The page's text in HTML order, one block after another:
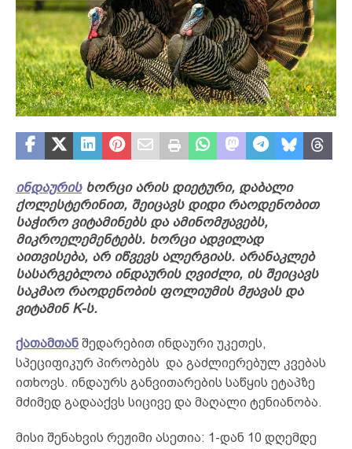
ინდაურისხორცი არის დიეტური, დაბალი
ქოლესტერინით, შეიცავს დიდი რაოდენობით
საჭირო ვიტამინებს და ამინომჟავებს,
მიკროელემენტებს. ხორცი ადვილად
აითვისება, არ იწვევს ალერგიას. არანაკლებ
სასარგებლოა ინდაურის ღვიძლი, ის შეიცავს
საკმაო რაოდენობის ფოლიუმის მჟავას და
ვიტამინ K-ს.
ქათამთან შედარებით ინდაური უკეთეს,
სპეციფიკურ პირობებს და გაძლიერებულ კვებას
ითხოვს. ინდაურს განვითარების საწყის ეტაპზე
მძიმედ გადააქვს სიცივე და მაღალი ტენიანობა.
მისი შენახვის რეჟიმი ასეთია: 1-დან 10 დღემდე